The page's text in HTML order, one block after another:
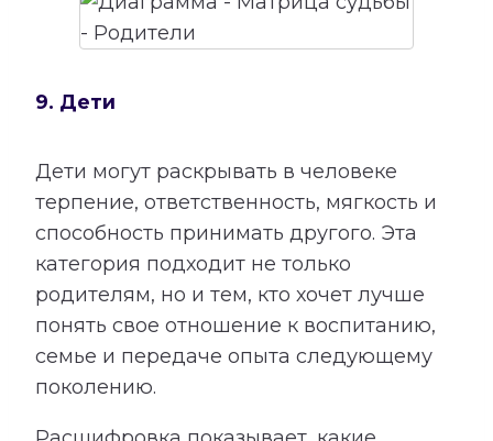
9. Дети
Дети могут раскрывать в человеке
терпение, ответственность, мягкость и
способность принимать другого. Эта
категория подходит не только
родителям, но и тем, кто хочет лучше
понять свое отношение к воспитанию,
семье и передаче опыта следующему
поколению.